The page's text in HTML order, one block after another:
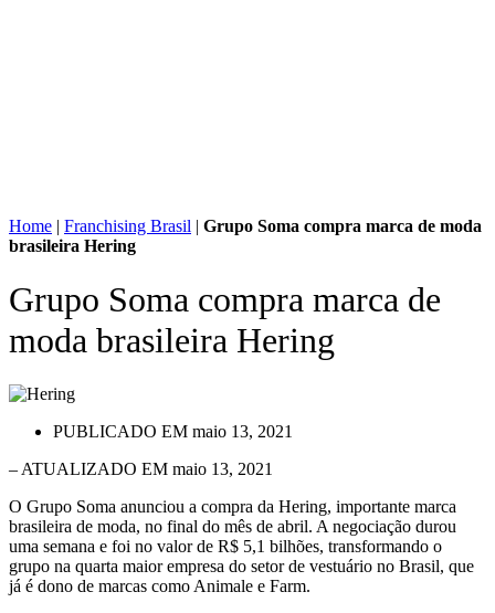
Home | Franchising Brasil | Grupo Soma compra marca de moda
brasileira Hering
Grupo Soma compra marca de
moda brasileira Hering
PUBLICADO EM maio 13, 2021
– ATUALIZADO EM maio 13, 2021
O Grupo Soma anunciou a compra da Hering, importante marca
brasileira de moda, no final do mês de abril. A negociação durou
uma semana e foi no valor de R$ 5,1 bilhões, transformando o
grupo na quarta maior empresa do setor de vestuário no Brasil, que
já é dono de marcas como Animale e Farm.